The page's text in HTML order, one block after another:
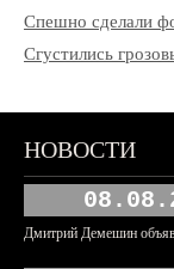
Спешно сделали
Сгустились
НОВОСТИ
Дмитрий Демешин